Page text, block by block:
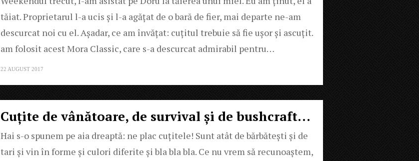
tăiat. Proprietarul l-a ucis și l-a agățat de o bară de fier, mai departe ne-am
descurcat noi cu el. Așadar, ce am învățat: cuțitul trebuie să fie ușor și ascuțit.
am folosit acest Mora Classic, care s-a descurcat admirabil pentru…
22 AUGUST 2017
Cuțite de vânătoare, de survival și de bushcraft…
Hai s-o spunem pe aia dreaptă: ne plac cuțitele! Sunt atât de bărbătești și de
tari și vin în forme și culori diferite și bla bla bla. Ce nu vrem să recunoaștem,